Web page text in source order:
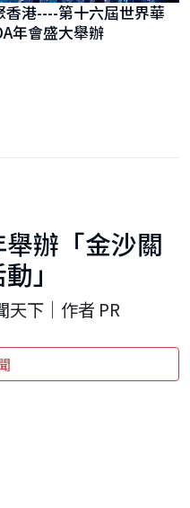
港----第十六屆世界華
年會盛大舉辦
辦「金沙關
」
下｜作者 PR